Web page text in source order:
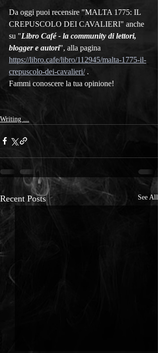
Da oggi puoi recensire "MALTA 1775: IL
CREPUSCOLO DEI CAVALIERI" anche
su "Libro Café - la community di lettori,
blogger e autori", alla pagina
https://libro.cafe/libro/112945/malta-1775-il-
crepuscolo-dei-cavalieri/ .
Fammi conoscere la tua opinione!
Writing ...
Recent Posts See All